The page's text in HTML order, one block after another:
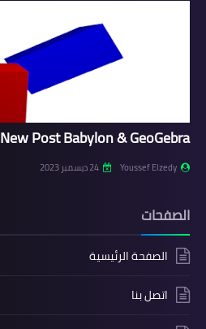
New Post Babylon & GeoGebra
Youssef Elzedy 24 ديسمبر 2023
الصفحات
الصفحة الرئيسية
اتصل بنا